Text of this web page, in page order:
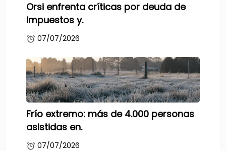
Orsi enfrenta críticas por deuda de
impuestos y.
07/07/2026
Frío extremo: más de 4.000 personas
asistidas en.
07/07/2026